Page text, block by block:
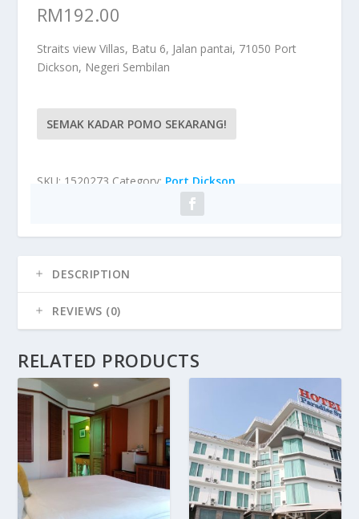
RM192.00
Straits view Villas, Batu 6, Jalan pantai, 71050 Port
Dickson, Negeri Sembilan
SEMAK KADAR POMO SEKARANG!
SKU: 1520273 Category: Port Dickson
DESCRIPTION
REVIEWS (0)
RELATED PRODUCTS